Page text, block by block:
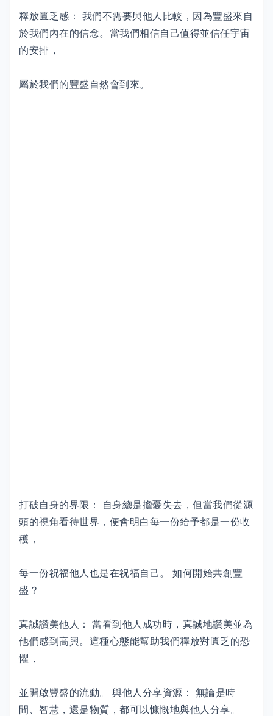
釋放匱乏感： 我們不需要與他人比較，因為豐盛來自
於我們內在的信念。當我們相信自己值得並信任宇宙
的安排，
屬於我們的豐盛自然會到來。
打破自身的界限： 自身總是擔憂失去，但當我們從源
頭的視角看待世界，便會明白每一份給予都是一份收
穫，
每一份祝福他人也是在祝福自己。 如何開始共創豐
盛？
真誠讚美他人： 當看到他人成功時，真誠地讚美並為
他們感到高興。這種心態能幫助我們釋放對匱乏的恐
懼，
並開啟豐盛的流動。 與他人分享資源： 無論是時
間、智慧，還是物質，都可以慷慨地與他人分享。